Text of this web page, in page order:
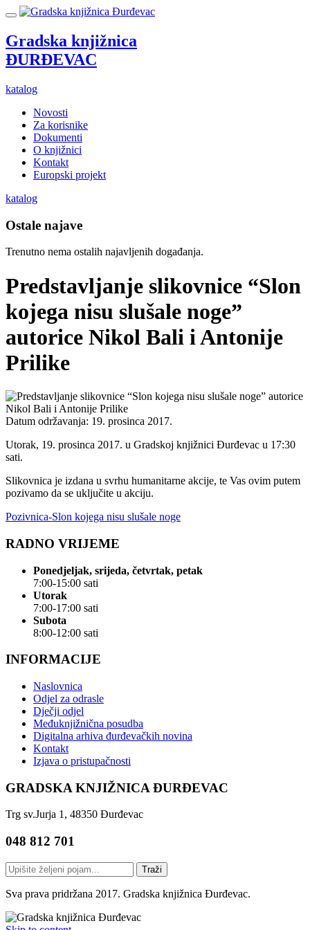
Gradska knjižnica
ĐURĐEVAC
katalog
Novosti
Za korisnike
Dokumenti
O knjižnici
Kontakt
Europski projekt
katalog
Ostale najave
Trenutno nema ostalih najavljenih događanja.
Predstavljanje slikovnice “Slon
kojega nisu slušale noge”
autorice Nikol Bali i Antonije
Prilike
Datum održavanja: 19. prosinca 2017.
Utorak, 19. prosinca 2017. u Gradskoj knjižnici Đurđevac u 17:30
sati.
Slikovnica je izdana u svrhu humanitarne akcije, te Vas ovim putem
pozivamo da se uključite u akciju.
Pozivnica-Slon kojega nisu slušale noge
RADNO VRIJEME
Ponedjeljak, srijeda, četvrtak, petak
7:00-15:00 sati
Utorak
7:00-17:00 sati
Subota
8:00-12:00 sati
INFORMACIJE
Naslovnica
Odjel za odrasle
Dječji odjel
Međuknjižnična posudba
Digitalna arhiva đurđevačkih novina
Kontakt
Izjava o pristupačnosti
GRADSKA KNJIŽNICA ĐURĐEVAC
Trg sv.Jurja 1, 48350 Đurđevac
048 812 701
Traži
Sva prava pridržana 2017. Gradska knjižnica Đurđevac.